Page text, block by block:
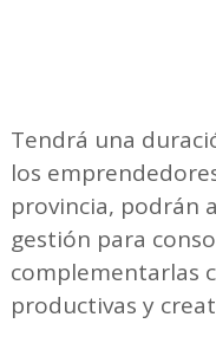
Tendrá una
los
provincia, podrán
gestión para
complementarlas
productivas y